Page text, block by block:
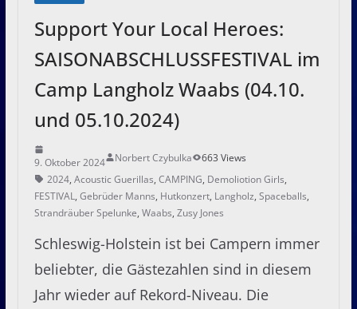
Support Your Local Heroes:
SAISONABSCHLUSSFESTIVAL im
Camp Langholz Waabs (04.10.
und 05.10.2024)
9. Oktober 2024 Norbert Czybulka
663 Views
2024, Acoustic Guerillas, CAMPING, Demoliotion Girls,
FESTIVAL, Gebrüder Manns, Hutkonzert, Langholz, Spaceballs,
Strandräuber Spelunke, Waabs, Zusy Jones
Schleswig-Holstein ist bei Campern immer
beliebter, die Gästezahlen sind in diesem
Jahr wieder auf Rekord-Niveau. Die